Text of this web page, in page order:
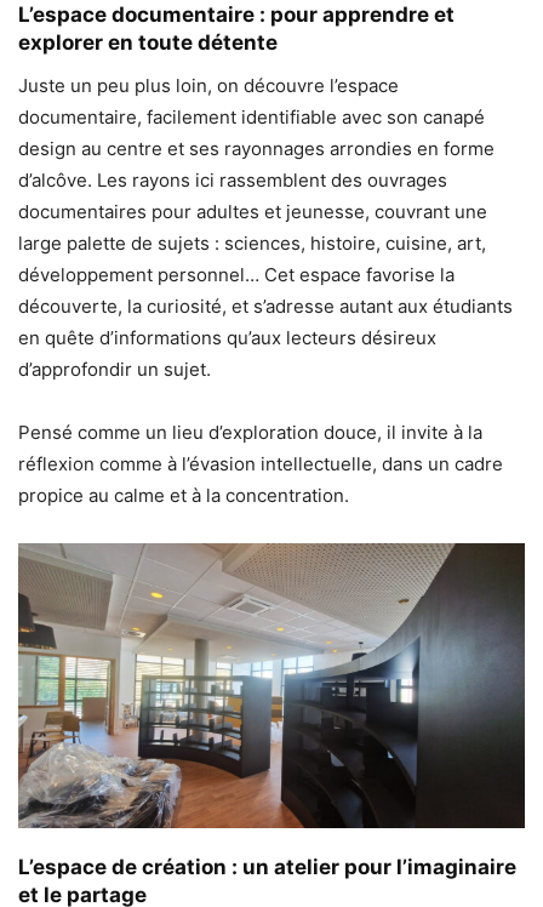
L’espace documentaire : pour apprendre et
explorer en toute détente
Juste un peu plus loin, on découvre l’espace
documentaire, facilement identifiable avec son canapé
design au centre et ses rayonnages arrondies en forme
d’alcôve. Les rayons ici rassemblent des ouvrages
documentaires pour adultes et jeunesse, couvrant une
large palette de sujets : sciences, histoire, cuisine, art,
développement personnel… Cet espace favorise la
découverte, la curiosité, et s’adresse autant aux étudiants
en quête d’informations qu’aux lecteurs désireux
d’approfondir un sujet.
Pensé comme un lieu d’exploration douce, il invite à la
réflexion comme à l’évasion intellectuelle, dans un cadre
propice au calme et à la concentration.
L’espace de création : un atelier pour l’imaginaire
et le partage